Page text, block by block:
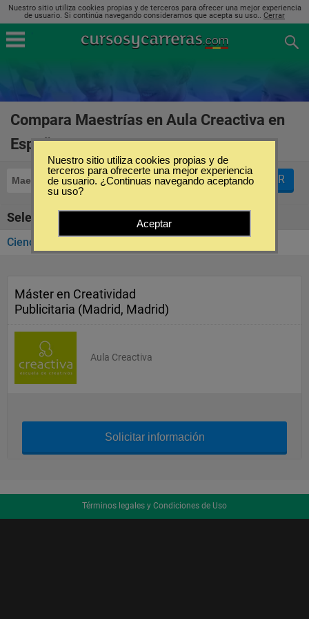
Nuestro sitio utiliza cookies propias y de terceros para ofrecer una mejor experiencia
de usuario. Si continúa navegando consideramos que acepta su uso.. Cerrar
Compara Maestrías en Aula Creactiva en
España
Maestrías Aula Creactiva FILTRAR
Seleccione la categoría
Ciencias Económicas y Empresariales
Máster en Creatividad
Publicitaria (Madrid, Madrid)
Aula Creactiva
Solicitar información
Términos legales y Condiciones de Uso
Nuestro sitio utiliza cookies propias y de
terceros para ofrecerte una mejor experiencia
de usuario. ¿Continuas navegando aceptando
su uso?
Aceptar